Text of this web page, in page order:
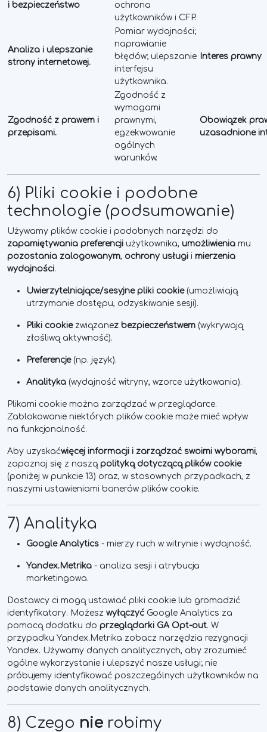
i bezpieczeństwo
ochrona
użytkowników i CFP.
Analiza i ulepszanie
strony internetowej.
Pomiar wydajności;
naprawianie
błędów; ulepszanie
interfejsu
użytkownika.
Interes prawny
Zgodność z prawem i
przepisami.
Zgodność z
wymogami
prawnymi,
egzekwowanie
ogólnych
warunków.
Obowiązek
uzasadnione
6) Pliki cookie i podobne
technologie (podsumowanie)
Używamy plików cookie i podobnych narzędzi do
zapamiętywania preferencji użytkownika, umożliwienia mu
pozostania zalogowanym, ochrony usługi i mierzenia
wydajności.
Uwierzytelniające/sesyjne pliki cookie(umożliwiają
utrzymanie dostępu, odzyskiwanie sesji).
Pliki cookiezwiązanez bezpieczeństwem (wykrywają
złośliwą aktywność).
Preferencje(np. język).
Analityka (wydajność witryny, wzorce użytkowania).
Plikami cookie można zarządzać w przeglądarce.
Zablokowanie niektórych plików cookie może mieć wpływ
na funkcjonalność.
Aby uzyskaćwięcej informacji i zarządzać swoimi wyborami,
zapoznaj się z naszą polityką dotyczącą plików cookie
(poniżej w punkcie 13) oraz, w stosownych przypadkach, z
naszymi ustawieniami banerów plików cookie.
7) Analityka
Google Analytics - mierzy ruch w witrynie i wydajność.
Yandex.Metrika - analiza sesji i atrybucja
marketingowa.
Dostawcy ci mogą ustawiać pliki cookie lub gromadzić
identyfikatory. Możesz wyłączyć Google Analytics za
pomocą dodatku do przeglądarki GA Opt-out. W
przypadku Yandex.Metrika zobacz narzędzia rezygnacji
Yandex. Używamy danych analitycznych, aby zrozumieć
ogólne wykorzystanie i ulepszyć nasze usługi; nie
próbujemy identyfikować poszczególnych użytkowników na
podstawie danych analitycznych.
8) Czego nie robimy